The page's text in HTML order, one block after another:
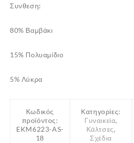
Συνθεση:
80% Βαμβάκι
15% Πολυαμίδιο
5% Λύκρα
Κωδικός
προϊόντος:
EKM6223-AS-
18
Κατηγορίες:
Γυναικεία,
Κάλτσες,
Σχέδια